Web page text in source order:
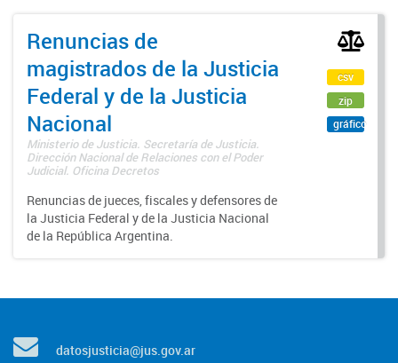
Renuncias de
magistrados de la Justicia
Federal y de la Justicia
Nacional
Ministerio de Justicia. Secretaría de Justicia.
Dirección Nacional de Relaciones con el Poder
Judicial. Oficina Decretos
Renuncias de jueces, fiscales y defensores de
la Justicia Federal y de la Justicia Nacional
de la República Argentina.
csv
zip
gráfico
datosjusticia@jus.gov.ar